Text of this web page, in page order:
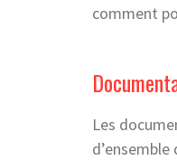
comment
Les